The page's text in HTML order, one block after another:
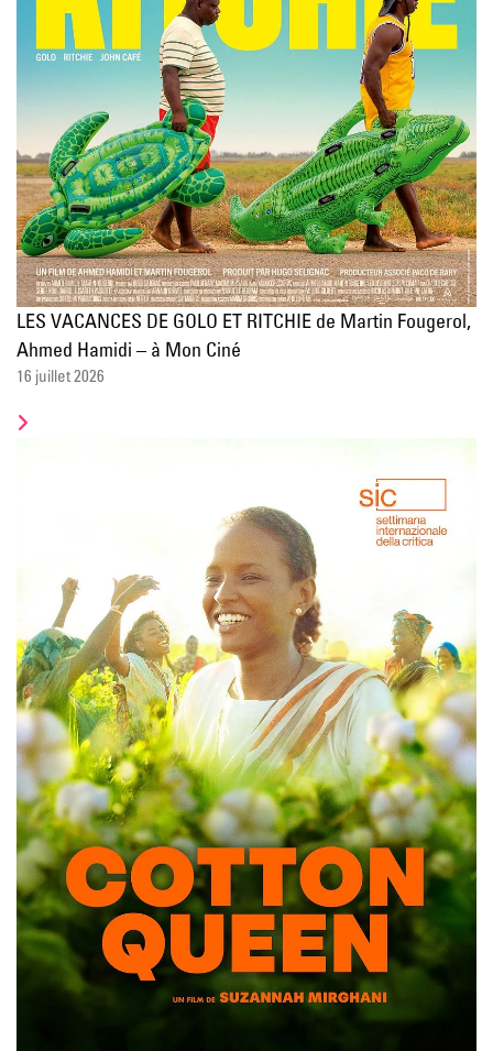
LES VACANCES DE GOLO ET RITCHIE de Martin Fougerol,
Ahmed Hamidi – à Mon Ciné
16 juillet 2026